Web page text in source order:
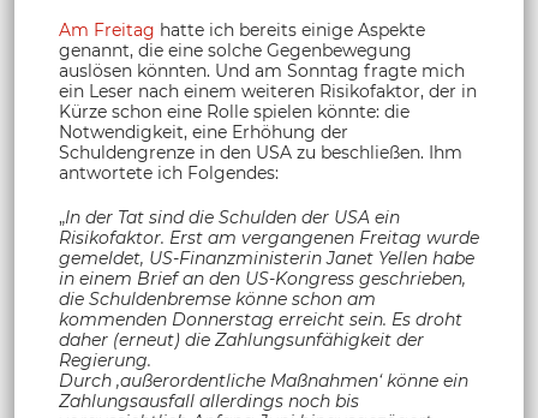
Am Freitag hatte ich bereits einige Aspekte
genannt, die eine solche Gegenbewegung
auslösen könnten. Und am Sonntag fragte mich
ein Leser nach einem weiteren Risikofaktor, der in
Kürze schon eine Rolle spielen könnte: die
Notwendigkeit, eine Erhöhung der
Schuldengrenze in den USA zu beschließen. Ihm
antwortete ich Folgendes:
„In der Tat sind die Schulden der USA ein
Risikofaktor. Erst am vergangenen Freitag wurde
gemeldet, US-Finanzministerin Janet Yellen habe
in einem Brief an den US-Kongress geschrieben,
die Schuldenbremse könne schon am
kommenden Donnerstag erreicht sein. Es droht
daher (erneut) die Zahlungsunfähigkeit der
Regierung.
Durch ‚außerordentliche Maßnahmen‘ könne ein
Zahlungsausfall allerdings noch bis